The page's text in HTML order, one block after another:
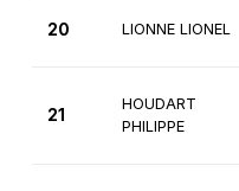
20 LIONNE LIONEL
21
HOUDART
PHILIPPE